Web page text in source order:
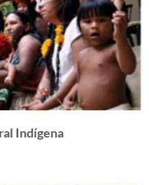
Indígena